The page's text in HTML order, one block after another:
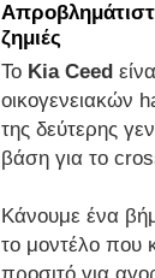
ζημιές
Το Kia Ceed
οικογενειακών
της δεύτερης
βάση για το
Κάνουμε ένα
το μοντέλο που